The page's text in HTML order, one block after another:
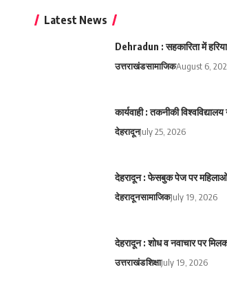
Latest News
Dehradun : सहकारिता में
उत्तराखंडसामाजिकAugust 6,
कार्यवाही : तकनीकी
देहरादूनJuly 25, 2026
देहरादून : फेसबुक पेज पर
देहरादूनसामाजिकJuly 19, 2026
देहरादून : शोध व नवाचार पर
उत्तराखंडशिक्षाJuly 19, 2026